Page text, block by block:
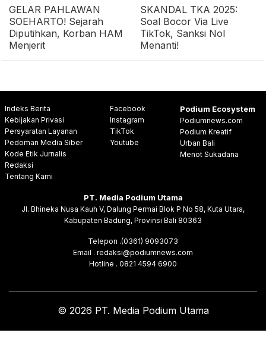
GELAR PAHLAWAN
SOEHARTO! Sejarah
Diputihkan, Korban HAM
Menjerit
SKANDAL TKA 2025:
Soal Bocor Via Live
TikTok, Sanksi Nol
Menanti!
Indeks Berita
Kebijakan Privasi
Persyaratan Layanan
Pedoman Media Siber
Kode Etik Jurnalis
Redaksi
Tentang Kami
Facebook
Instagram
TikTok
Youtube
Podium Ecosystem
Podiumnews.com
Podium Kreatif
Urban Bali
Menot Sukadana
PT. Media Podium Utama
Jl. Bhineka Nusa Kauh V, Dalung Permai Blok P No 58, Kuta Utara,
Kabupaten Badung, Provinsi Bali 80363
Telepon .(0361) 9093073
Email . redaksi@podiumnews.com
Hotline . 0821 4594 6900
© 2026 PT. Media Podium Utama